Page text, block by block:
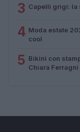
3 Capelli grigi: la
4 Moda estate
cool
5 Bikini con
Chiara